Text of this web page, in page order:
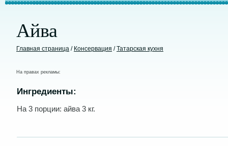
Айва
Главная страница / Консервация /Татарская кухня
На правах рекламы:
Ингредиенты:
На 3 порции: айва 3 кг.